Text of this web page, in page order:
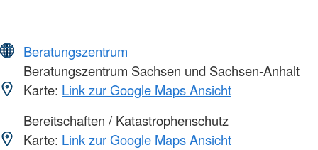
Beratungszentrum
Beratungszentrum Sachsen und Sachsen-Anhalt
Karte: Link zur Google Maps Ansicht
Bereitschaften / Katastrophenschutz
Karte: Link zur Google Maps Ansicht